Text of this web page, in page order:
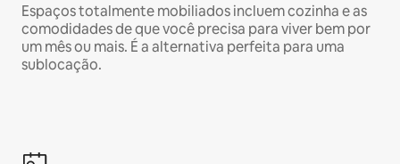
Espaços totalmente mobiliados incluem cozinha e as
comodidades de que você precisa para viver bem por
um mês ou mais. É a alternativa perfeita para uma
sublocação.